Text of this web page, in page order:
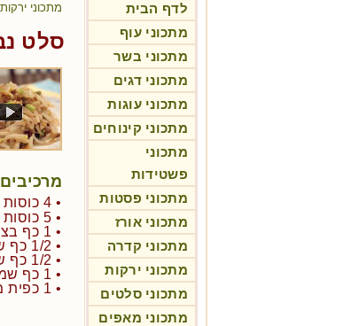
לדף הבית
מתכוני עוף
מתכוני בשר
מתכוני דגים
מתכוני עוגות
מתכוני קינוחים
מתכוני
פשטידות
מתכוני פסטות
מתכוני אורז
מתכוני קדרה
מתכוני ירקות
מתכוני סלטים
מתכוני מאפים
מתכוני ירקות
סלט
• 4 כוסות נבטים גדולים (נבט סויה או דומים)
• 5 כוסות מים
• 1 כף בצל ירוק קצוץ דק
• 1/2 כף שום כתוש
• 1/2 כף שומשום
• 1 כף שמן שומשום
• 1 כפית מלח